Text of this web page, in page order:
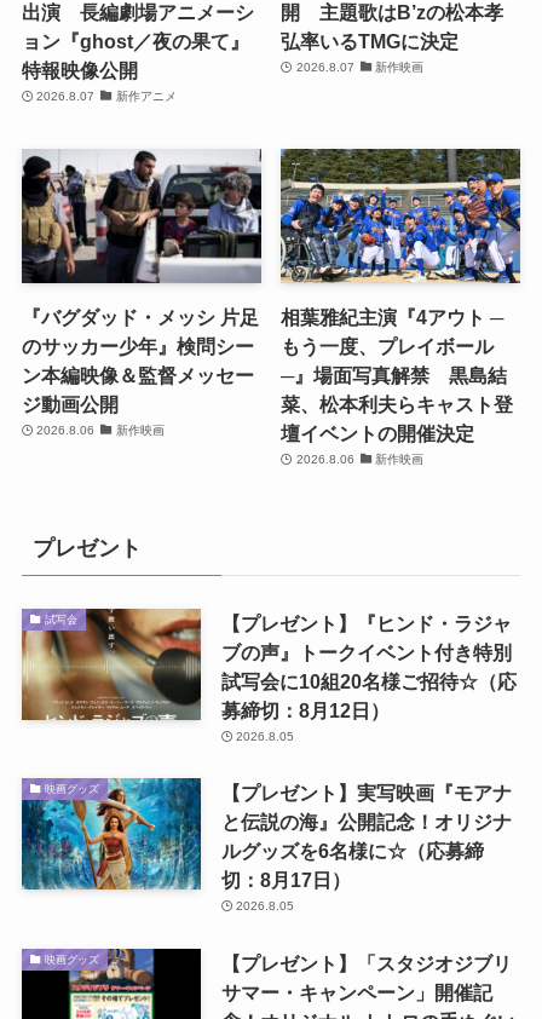
出演 長編劇場アニメーシ
ョン『ghost／夜の果て』
特報映像公開
2026.8.07 新作アニメ
開 主題歌はB’zの松本孝
弘率いるTMGに決定
2026.8.07 新作映画
『バグダッド・メッシ 片足
のサッカー少年』検問シー
ン本編映像＆監督メッセー
ジ動画公開
2026.8.06 新作映画
相葉雅紀主演『4アウト ─
もう一度、プレイボール
─』場面写真解禁 黒島結
菜、松本利夫らキャスト登
壇イベントの開催決定
2026.8.06 新作映画
プレゼント
試写会
【プレゼント】『ヒンド・ラジャ
ブの声』トークイベント付き特別
試写会に10組20名様ご招待☆（応
募締切：8月12日）
2026.8.05
映画グッズ
【プレゼント】実写映画『モアナ
と伝説の海』公開記念！オリジナ
ルグッズを6名様に☆（応募締
切：8月17日）
2026.8.05
映画グッズ
【プレゼント】「スタジオジブリ
サマー・キャンペーン」開催記